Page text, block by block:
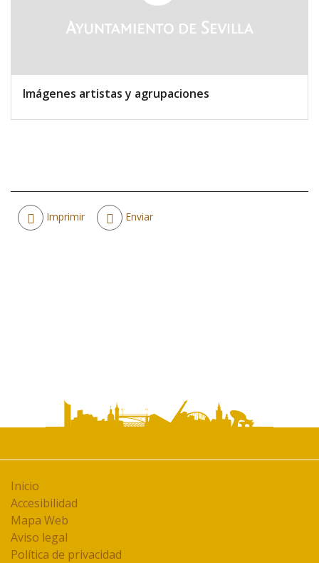
Imágenes artistas y agrupaciones
Acciones
de
Imprimir Enviar
Inicio
Accesibilidad
Mapa Web
Aviso legal
Política de privacidad